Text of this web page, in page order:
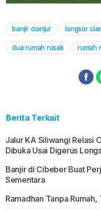
banjir cianjur longsor
dua rumah rusak rumah
Berita Terkait
Jalur KA Siliwangi Relasi
Dibuka Usai Digerus
Banjir di Cibeber Buat
Sementara
Ramadhan Tanpa